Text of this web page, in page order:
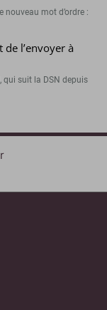
nouveau mot d’ordre :
l’envoyer à
qui suit la DSN depuis